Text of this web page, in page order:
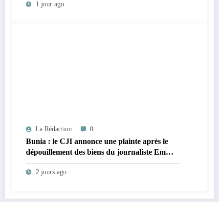
l’évasion de détenus de la prison centrale
1 jour ago
La Rédaction 0
Bunia : le CJI annonce une plainte après le
dépouillement des biens du journaliste Emma
Sage Mukadi par des patrouilleurs
2 jours ago